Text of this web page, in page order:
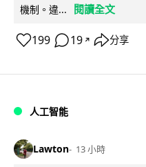
機制。違...
閱讀全文
199 19 ↗ 分享
人工智能
Lawton 13 小時